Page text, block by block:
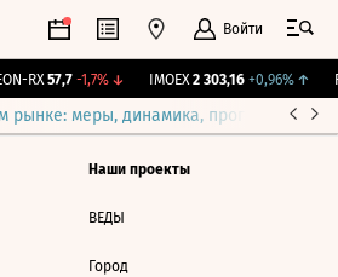
Войти
RX 57,7 -1,7%↓ IMOEX 2 303,16 +0,96%↑
рынке: меры, динамика, прогнозы
Наши проекты
ВЕДЫ
Город